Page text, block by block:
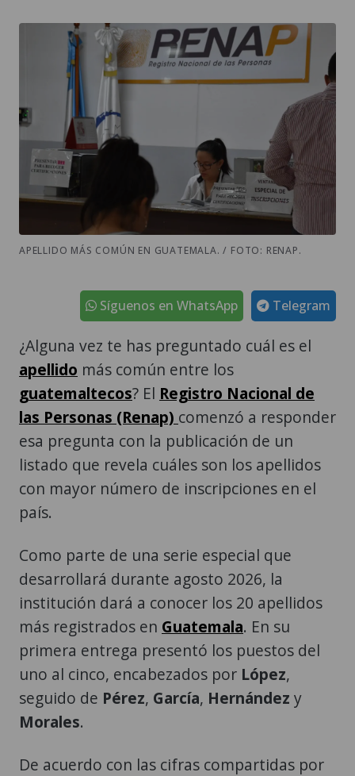
APELLIDO MÁS COMÚN EN GUATEMALA. / FOTO: RENAP.
Telegram
Síguenos en WhatsApp
¿Alguna vez te has preguntado cuál es el
apellido más común entre los
guatemaltecos? El Registro Nacional de
las Personas (Renap) comenzó a responder
esa pregunta con la publicación de un
listado que revela cuáles son los apellidos
con mayor número de inscripciones en el
país.
Como parte de una serie especial que
desarrollará durante agosto 2026, la
institución dará a conocer los 20 apellidos
más registrados en Guatemala. En su
primera entrega presentó los puestos del
uno al cinco, encabezados por López,
seguido de Pérez, García, Hernández y
Morales.
De acuerdo con las cifras compartidas por